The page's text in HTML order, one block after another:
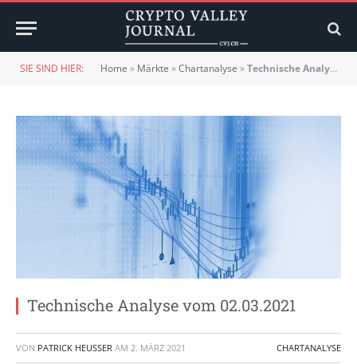
SIE SIND HIER: Home » Märkte »Chartanalyse »Technische Analyse vom 02.03.2021
Technische Analyse vom 02.03.2021
VON PATRICK HEUSSER AM 2. MÄRZ 2021 CHARTANALYSE